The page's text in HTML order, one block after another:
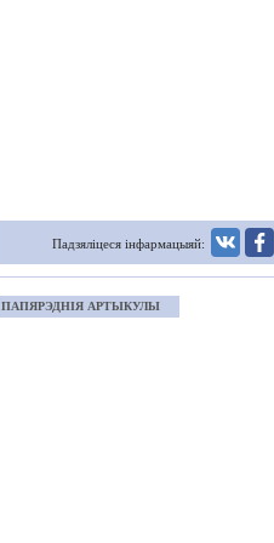
Падзяліцеся інфармацыяй:
ПАПЯРЭДНІЯ АРТЫКУЛЫ